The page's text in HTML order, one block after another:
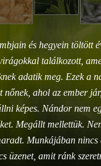
és hegyein töltött
találkozott,
adatik meg. Ezek a
nőnek, ahol az ember
képes. Nándor nem
Megállt mellettük.
Munkájában nincs
üzenet, amit ránk